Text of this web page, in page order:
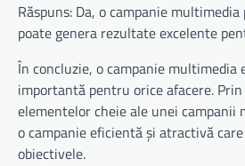
Răspuns: Da, o campanie
poate genera rezultate excelente
În concluzie, o campanie
importantă pentru orice afacere.
elementelor cheie ale unei
o campanie eficientă și atractivă
obiectivele.